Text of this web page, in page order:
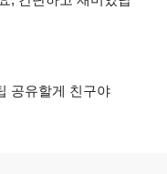
공유할게 친구야